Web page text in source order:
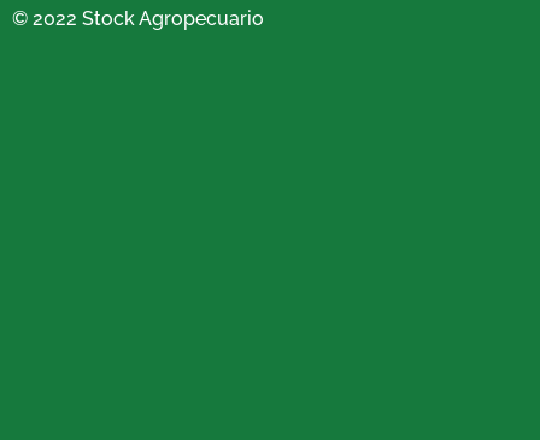
© 2022 Stock Agropecuario